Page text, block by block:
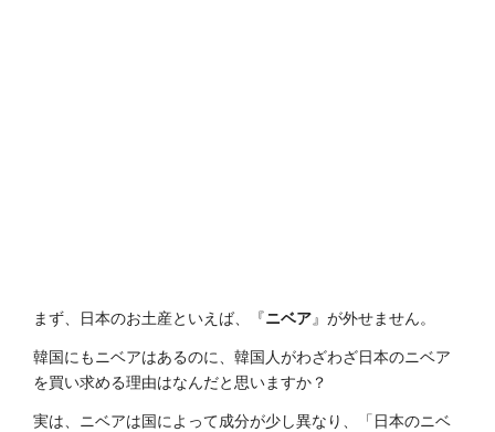
まず、日本のお土産といえば、『ニベア』が外せません。
韓国にもニベアはあるのに、韓国人がわざわざ日本のニベア
を買い求める理由はなんだと思いますか？
実は、ニベアは国によって成分が少し異なり、「日本のニベ